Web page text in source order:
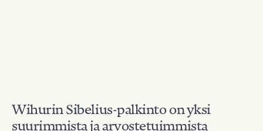
Wihurin Sibelius-palkinto on yksi
suurimmista ja arvostetuimmista